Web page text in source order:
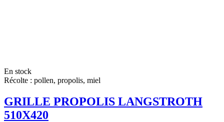
En stock
Récolte : pollen, propolis, miel
GRILLE PROPOLIS LANGSTROTH
510X420